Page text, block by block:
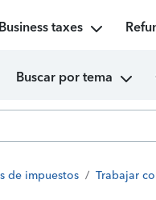
Business taxes
Buscar por tema
de impuestos / Trabajar